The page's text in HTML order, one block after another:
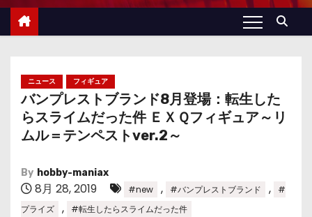
ニュース フィギュア
バンプレストブランド8月登場：転生した
らスライムだった件 ＥＸＱフィギュア～リ
ムル＝テンペストver.2～
By hobby-maniax
8月 28, 2019 #new , #バンプレストブランド ,
#
プライズ
, #転生したらスライムだった件